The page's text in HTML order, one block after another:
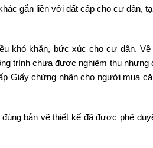
gắn liền với đất cấp cho cư dân,
khó khăn, bức xúc cho cư dân. Về
trình chưa được nghiệm thu nhưng
Giấy chứng nhận cho người mua
bản vẽ thiết kế đã được phê